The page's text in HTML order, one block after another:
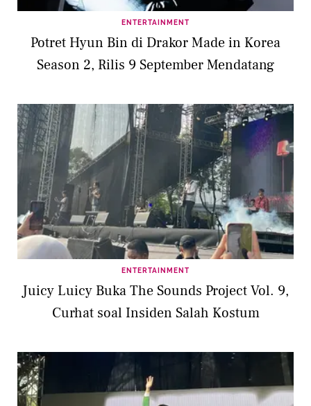
ENTERTAINMENT
Potret Hyun Bin di Drakor Made in Korea
Season 2, Rilis 9 September Mendatang
ENTERTAINMENT
Juicy Luicy Buka The Sounds Project Vol. 9,
Curhat soal Insiden Salah Kostum